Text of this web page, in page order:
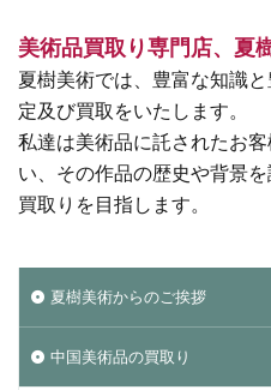
美術品買取り専門店、夏
夏樹美術では、豊富な知識
定及び買取をいたします。
私達は美術品に託されたお
い、その作品の歴史や背景
買取りを目指します。
夏樹美術からのご挨拶
中国美術品の買取り